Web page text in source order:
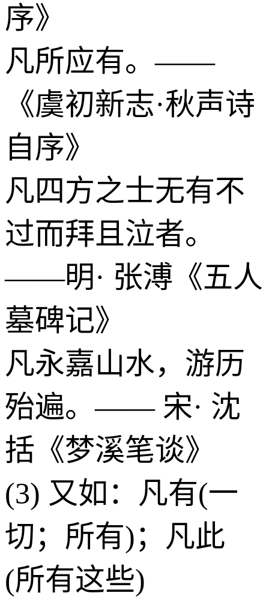
序》
凡所应有。——
《虞初新志·秋声诗
自序》
凡四方之士无有不
过而拜且泣者。
——明· 张溥《五人
墓碑记》
凡永嘉山水，游历
殆遍。—— 宋· 沈
括《梦溪笔谈》
(3) 又如：凡有(一
切；所有)；凡此
(所有这些)